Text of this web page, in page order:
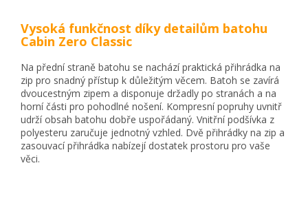
Vysoká funkčnost díky detailům batohu
Cabin Zero Classic
Na přední straně batohu se nachází praktická přihrádka na
zip pro snadný přístup k důležitým věcem. Batoh se zavírá
dvoucestným zipem a disponuje držadly po stranách a na
horní části pro pohodlné nošení. Kompresní popruhy uvnitř
udrží obsah batohu dobře uspořádaný. Vnitřní podšívka z
polyesteru zaručuje jednotný vzhled. Dvě přihrádky na zip a
zasouvací přihrádka nabízejí dostatek prostoru pro vaše
věci.